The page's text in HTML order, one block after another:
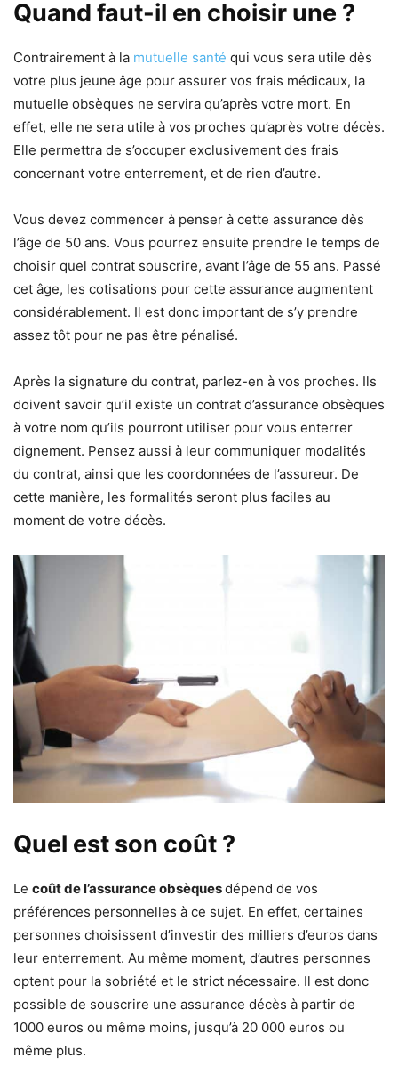
Quand faut-il en choisir une ?
Contrairement à la mutuelle santé qui vous sera utile dès
votre plus jeune âge pour assurer vos frais médicaux, la
mutuelle obsèques ne servira qu’après votre mort. En
effet, elle ne sera utile à vos proches qu’après votre décès.
Elle permettra de s’occuper exclusivement des frais
concernant votre enterrement, et de rien d’autre.
Vous devez commencer à penser à cette assurance dès
l’âge de 50 ans. Vous pourrez ensuite prendre le temps de
choisir quel contrat souscrire, avant l’âge de 55 ans. Passé
cet âge, les cotisations pour cette assurance augmentent
considérablement. Il est donc important de s’y prendre
assez tôt pour ne pas être pénalisé.
Après la signature du contrat, parlez-en à vos proches. Ils
doivent savoir qu’il existe un contrat d’assurance obsèques
à votre nom qu’ils pourront utiliser pour vous enterrer
dignement. Pensez aussi à leur communiquer modalités
du contrat, ainsi que les coordonnées de l’assureur. De
cette manière, les formalités seront plus faciles au
moment de votre décès.
Quel est son coût ?
Le coût de l’assurance obsèquesdépend de vos
préférences personnelles à ce sujet. En effet, certaines
personnes choisissent d’investir des milliers d’euros dans
leur enterrement. Au même moment, d’autres personnes
optent pour la sobriété et le strict nécessaire. Il est donc
possible de souscrire une assurance décès à partir de
1000 euros ou même moins, jusqu’à 20 000 euros ou
même plus.